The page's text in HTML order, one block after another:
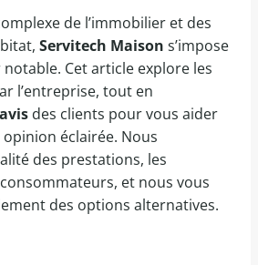
de l’immobilier et des
Servitech Maison s’impose
Cet article explore les
l’entreprise, tout en
avis des clients pour vous aider
éclairée. Nous
des prestations, les
et nous vous
des options alternatives.